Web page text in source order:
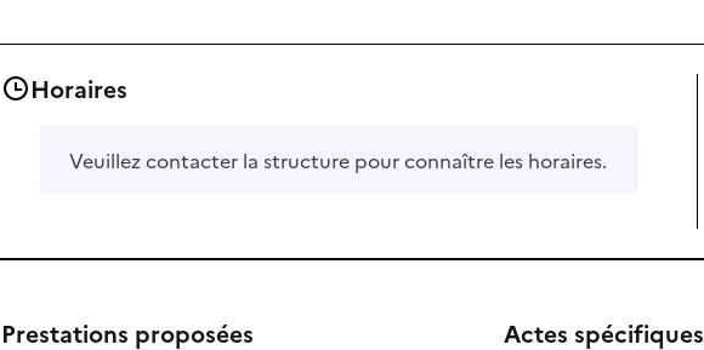
Horaires
Veuillez contacter la structure pour connaître les horaires.
Prestations proposées Actes spécifiques